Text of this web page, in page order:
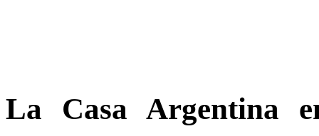
La Casa Argentina